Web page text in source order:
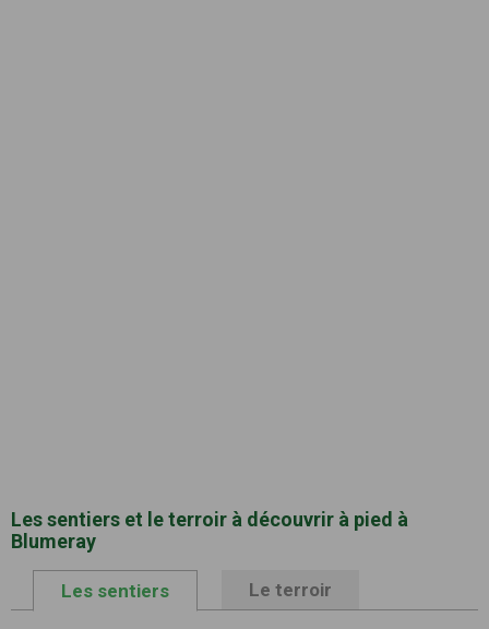
Les sentiers et le terroir à découvrir à pied à
Blumeray
Les sentiers Le terroir